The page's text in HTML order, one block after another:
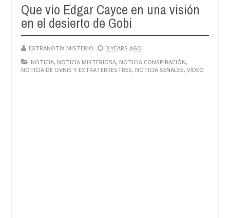
rusa UVB-76, conocida como la radio del fin del mundo volvió a
Que vio Edgar Cayce en una visión
en el desierto de Gobi
EXTRANOTIX MISTERIO
3 YEARS AGO
NOTICIA, NOTICIA MISTERIOSA, NOTICIA CONSPIRACIÓN,
NOTICIA DE OVNIS Y EXTRATERRESTRES, NOTICIA SEÑALES, VÍDEO